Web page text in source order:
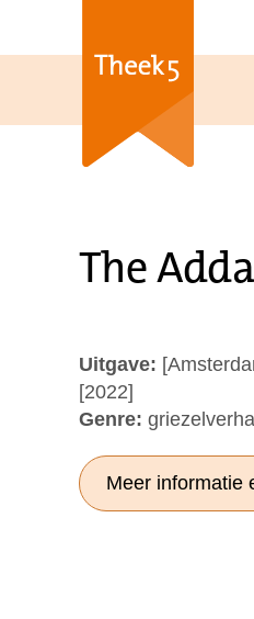
The
Uitgave:
[2022]
Genre:
Meer informatie